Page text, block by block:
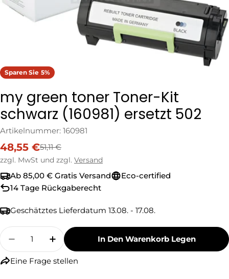
Sparen Sie 5%
my green toner Toner-Kit
schwarz (160981) ersetzt 502
Artikelnummer: 160981
Verkaufspreis
48,55 €
Regulärer
Preis
51,11 €
zzgl. MwSt und zzgl. Versand
Ab 85,00 € Gratis Versand
Eco-certified
14 Tage Rückgaberecht
Geschätztes Lieferdatum 13.08. - 17.08.
Menge
Menge Für My Green Toner Toner-Kit
Menge Für My Green Toner Toner-
In Den Warenkorb Legen
Eine Frage stellen